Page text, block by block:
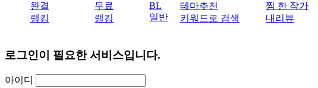
완결
랭킹
무료
랭킹
BL
일반
테마추천
키워드로 검색
찜 한 작가
내리뷰
로그인이 필요한 서비스입니다.
아이디